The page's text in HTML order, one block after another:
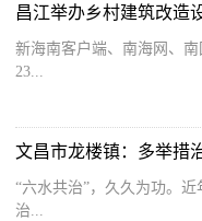
新海南客户端、南海网、
23...
文昌市龙楼镇：多举措
“六水共治”，久久为功。
治...